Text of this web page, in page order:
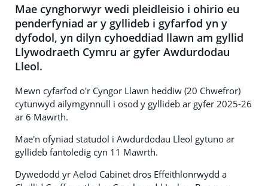
Mae cynghorwyr wedi pleidleisio i ohirio eu
penderfyniad ar y gyllideb i gyfarfod yn y
dyfodol, yn dilyn cyhoeddiad llawn am gyllid
Llywodraeth Cymru ar gyfer Awdurdodau
Lleol.
Mewn cyfarfod o'r Cyngor Llawn heddiw (20 Chwefror)
cytunwyd ailymgynnull i osod y gyllideb ar gyfer 2025-26
ar 6 Mawrth.
Mae'n ofyniad statudol i Awdurdodau Lleol gytuno ar
gyllideb fantoledig cyn 11 Mawrth.
Dywedodd yr Aelod Cabinet dros Effeithlonrwydd a